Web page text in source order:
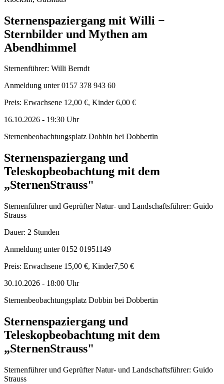
Sternenspaziergang mit Willi −
Sternbilder und Mythen am
Abendhimmel
Sternenführer: Willi Berndt
Anmeldung unter 0157 378 943 60
Preis: Erwachsene 12,00 €, Kinder 6,00 €
16.10.2026 - 19:30 Uhr
Sternenbeobachtungsplatz Dobbin bei Dobbertin
Sternenspaziergang und
Teleskopbeobachtung mit dem
„SternenStrauss"
Sternenführer und Geprüfter Natur- und Landschaftsführer: Guido
Strauss
Dauer: 2 Stunden
Anmeldung unter 0152 01951149
Preis: Erwachsene 15,00 €, Kinder7,50 €
30.10.2026 - 18:00 Uhr
Sternenbeobachtungsplatz Dobbin bei Dobbertin
Sternenspaziergang und
Teleskopbeobachtung mit dem
„SternenStrauss"
Sternenführer und Geprüfter Natur- und Landschaftsführer: Guido
Strauss